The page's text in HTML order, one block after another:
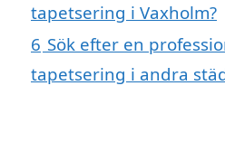
tapetsering i Vaxholm?
6 Sök efter en
tapetsering i andra